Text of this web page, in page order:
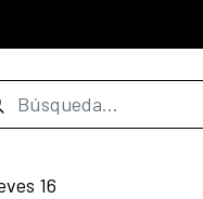
de búsqueda
16